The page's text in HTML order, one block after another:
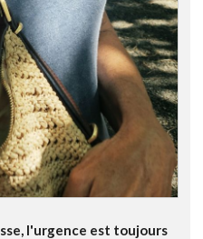
l'urgence est toujours